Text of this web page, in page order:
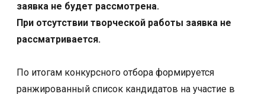
заявка не будет рассмотрена.
При отсутствии творческой работы заявка не
рассматривается.
По итогам конкурсного отбора формируется
ранжированный список кандидатов на участие в